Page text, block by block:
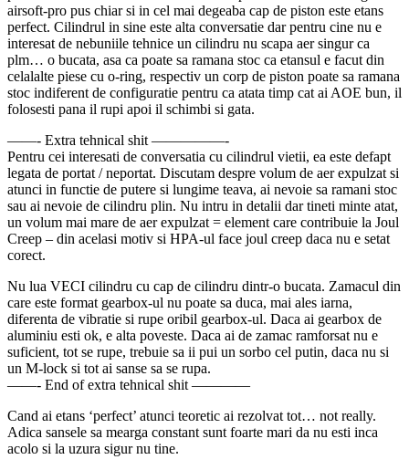
airsoft-pro pus chiar si in cel mai degeaba cap de piston este etans
perfect. Cilindrul in sine este alta conversatie dar pentru cine nu e
interesat de nebuniile tehnice un cilindru nu scapa aer singur ca
plm… o bucata, asa ca poate sa ramana stoc ca etansul e facut din
celalalte piese cu o-ring, respectiv un corp de piston poate sa ramana
stoc indiferent de configuratie pentru ca atata timp cat ai AOE bun, il
folosesti pana il rupi apoi il schimbi si gata.
——- Extra tehnical shit —————-
Pentru cei interesati de conversatia cu cilindrul vietii, ea este defapt
legata de portat / neportat. Discutam despre volum de aer expulzat si
atunci in functie de putere si lungime teava, ai nevoie sa ramani stoc
sau ai nevoie de cilindru plin. Nu intru in detalii dar tineti minte atat,
un volum mai mare de aer expulzat = element care contribuie la Joul
Creep – din acelasi motiv si HPA-ul face joul creep daca nu e setat
corect.
Nu lua VECI cilindru cu cap de cilindru dintr-o bucata. Zamacul din
care este format gearbox-ul nu poate sa duca, mai ales iarna,
diferenta de vibratie si rupe oribil gearbox-ul. Daca ai gearbox de
aluminiu esti ok, e alta poveste. Daca ai de zamac ramforsat nu e
suficient, tot se rupe, trebuie sa ii pui un sorbo cel putin, daca nu si
un M-lock si tot ai sanse sa se rupa.
——- End of extra tehnical shit ————
Cand ai etans ‘perfect’ atunci teoretic ai rezolvat tot… not really.
Adica sansele sa mearga constant sunt foarte mari da nu esti inca
acolo si la uzura sigur nu tine.